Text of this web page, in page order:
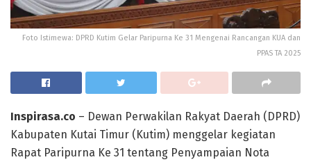
Foto Istimewa: DPRD Kutim Gelar Paripurna Ke 31 Mengenai Rancangan KUA dan
PPAS TA 2025
Inspirasa.co – Dewan Perwakilan Rakyat Daerah (DPRD)
Kabupaten Kutai Timur (Kutim) menggelar kegiatan
Rapat Paripurna Ke 31 tentang Penyampaian Nota